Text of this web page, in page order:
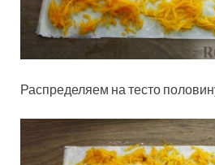
Распределяем на тесто